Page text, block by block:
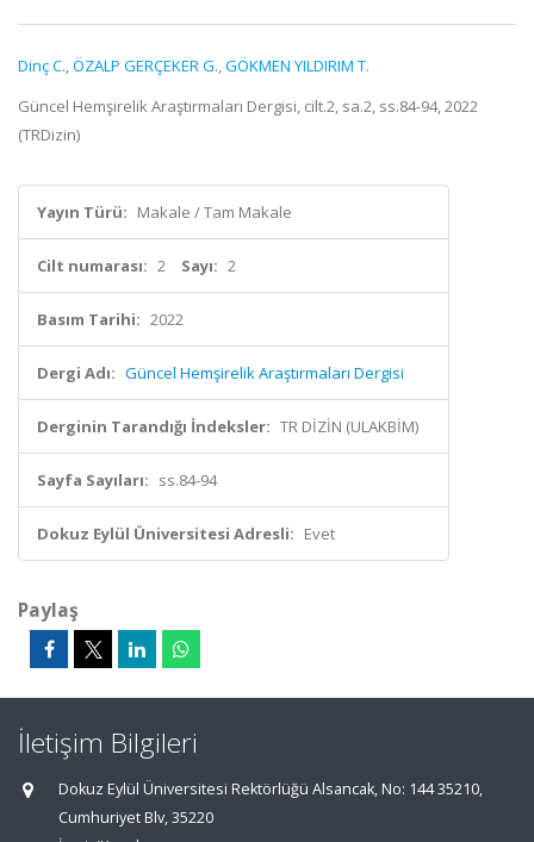
Dinç C.,ÖZALP GERÇEKER G.,GÖKMEN YILDIRIM T.
Güncel Hemşirelik Araştırmaları Dergisi, cilt.2, sa.2, ss.84-94, 2022
(TRDizin)
Yayın Türü: Makale / Tam Makale
Cilt numarası: 2 Sayı: 2
Basım Tarihi: 2022
Dergi Adı: Güncel Hemşirelik Araştırmaları Dergisi
Derginin Tarandığı İndeksler: TR DİZİN (ULAKBİM)
Sayfa Sayıları: ss.84-94
Dokuz Eylül Üniversitesi Adresli: Evet
Paylaş
İletişim Bilgileri
Dokuz Eylül Üniversitesi Rektörlüğü Alsancak, No: 144 35210,
Cumhuriyet Blv, 35220